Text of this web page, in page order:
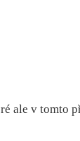
ale v